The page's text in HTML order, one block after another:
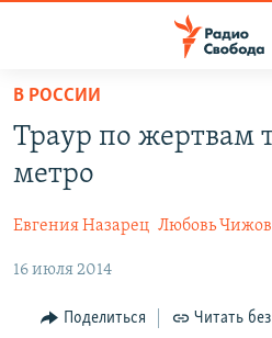
упрощенного
доступа
основному
Вернутся
главной
ПОДКАСТЫ
АВТОРСКИЕ ПРОЕКТЫ
ЦИТАТЫ СВОБОДЫ
МНЕНИЯ
КУЛЬТУРА
В РОССИИ
Траур по жертвам
метро
Евгения Назарец Любовь
16 июля 2014
Поделиться Читать